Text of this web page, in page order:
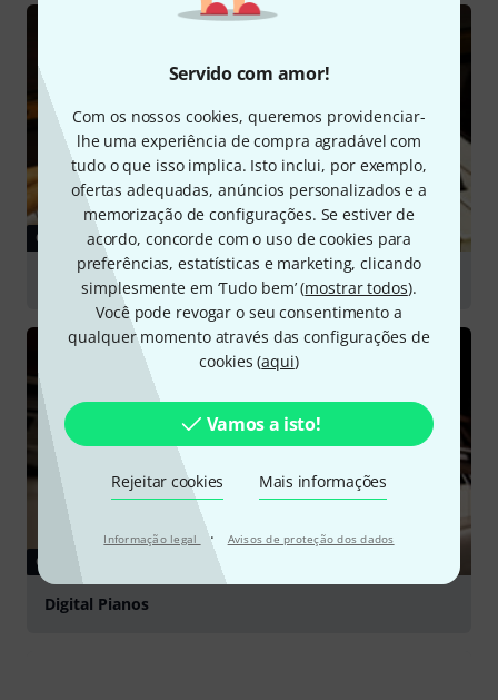
Servido com amor!
Com os nossos cookies, queremos providenciar-
lhe uma experiência de compra agradável com
tudo o que isso implica. Isto inclui, por exemplo,
ofertas adequadas, anúncios personalizados e a
memorização de configurações. Se estiver de
acordo, concorde com o uso de cookies para
preferências, estatísticas e marketing, clicando
simplesmente em ‘Tudo bem’ (mostrar todos).
Você pode revogar o seu consentimento a
qualquer momento através das configurações de
cookies (aqui)
Vamos a isto!
Rejeitar cookies Mais informações
Informação legal · Avisos de proteção dos dados
GUIA
Choosing a Beginner's Instrument
GUIA
Digital Pianos